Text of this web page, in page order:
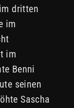
dritten
im
im
Benni
seinen
Sascha